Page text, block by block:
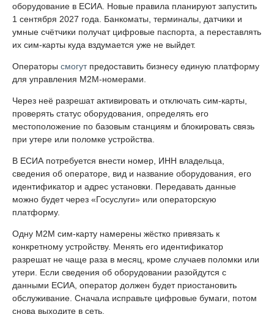
оборудование в ЕСИА. Новые правила планируют запустить
1 сентября 2027 года. Банкоматы, терминалы, датчики и
умные счётчики получат цифровые паспорта, а переставлять
их сим-карты куда вздумается уже не выйдет.
Операторы смогутпредоставить бизнесу единую платформу
для управления M2M-номерами.
Через неё разрешат активировать и отключать сим-карты,
проверять статус оборудования, определять его
местоположение по базовым станциям и блокировать связь
при утере или поломке устройства.
В ЕСИА потребуется внести номер, ИНН владельца,
сведения об операторе, вид и название оборудования, его
идентификатор и адрес установки. Передавать данные
можно будет через «Госуслуги» или операторскую
платформу.
Одну M2M сим-карту намерены жёстко привязать к
конкретному устройству. Менять его идентификатор
разрешат не чаще раза в месяц, кроме случаев поломки или
утери. Если сведения об оборудовании разойдутся с
данными ЕСИА, оператор должен будет приостановить
обслуживание. Сначала исправьте цифровые бумаги, потом
снова выходите в сеть.